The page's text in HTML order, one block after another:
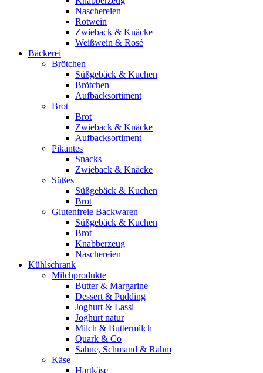
Naschereien
Rotwein
Zwieback & Knäcke
Weißwein & Rosé
Bäckerei
Brötchen
Süßgebäck & Kuchen
Brötchen
Aufbacksortiment
Brot
Brot
Zwieback & Knäcke
Aufbacksortiment
Pikantes
Snacks
Zwieback & Knäcke
Süßes
Süßgebäck & Kuchen
Brot
Glutenfreie Backwaren
Süßgebäck & Kuchen
Brot
Knabberzeug
Naschereien
Kühlschrank
Milchprodukte
Butter & Margarine
Dessert & Pudding
Joghurt & Lassi
Joghurt natur
Milch & Buttermilch
Quark & Co
Sahne, Schmand & Rahm
Käse
Hartkäse